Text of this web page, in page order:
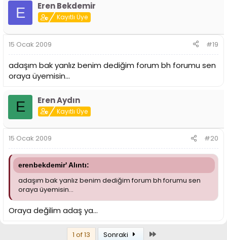
E Eren Bekdemir
Kayıtlı Üye
15 Ocak 2009 #19
adaşım bak yanlız benim dediğim forum bh forumu sen
oraya üyemisin...
E Eren Aydın
Kayıtlı Üye
15 Ocak 2009 #20
erenbekdemir' Alıntı:
adaşım bak yanlız benim dediğim forum bh forumu sen
oraya üyemisin...
Oraya değilim adaş ya...
1 of 13 Sonraki